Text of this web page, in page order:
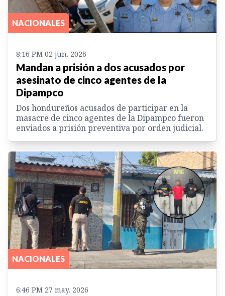
NACIONALES
8:16 PM 02 jun. 2026
Mandan a prisión a dos acusados por
asesinato de cinco agentes de la
Dipampco
Dos hondureños acusados de participar en la
masacre de cinco agentes de la Dipampco fueron
enviados a prisión preventiva por orden judicial.
NACIONALES
6:46 PM 27 may. 2026